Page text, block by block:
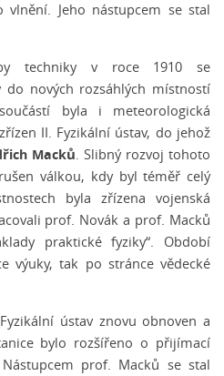
vlnění. Jeho nástupcem se stal
techniky v roce 1910 se
do nových rozsáhlých místností
byla i meteorologická
II. Fyzikální ústav, do jehož
Macků. Slibný rozvoj tohoto
válkou, kdy byl téměř celý
byla zřízena vojenská
prof. Novák a prof. Macků
praktické fyziky“. Období
výuky, tak po stránce vědecké
ústav znovu obnoven a
bylo rozšířeno o přijímací
prof. Macků se stal